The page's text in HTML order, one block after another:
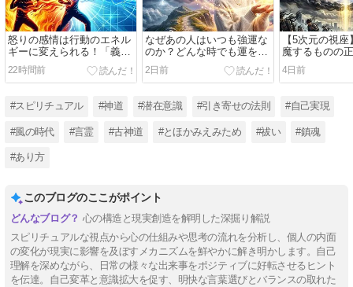
怒りの感情は行動のエネル
ギーに変えられる！「義
憤」と「公（おおやけ）の
視座」で人生を動かす方法
22時間前
なぜあの人はいつも強運な
のか？どんな時でも運を味
方につけている人の「3つ
の特徴」とゼロリセット術
2日前
【5次元の視
魔するものの
日々付着する
ルギー・邪気
ム
4日前
#スピリチュアル #神道 #潜在意識 #引き寄せの法則 #自己実現
#風の時代 #言霊 #古神道 #とほかみえみため #祓い #鎮魂
#あり方
このブログのここがポイント
心の構造と現実創造を解明した深掘り解説
スピリチュアルな視点から心の仕組みや思考の流れを分析し、個人の内面
の変化が現実に影響を及ぼすメカニズムを鮮やかに解き明かします。自己
理解を深めながら、日常の様々な出来事をポジティブに好転させるヒント
を伝達。自己変革と意識拡大を促す、明快な言葉選びとバランスの取れた